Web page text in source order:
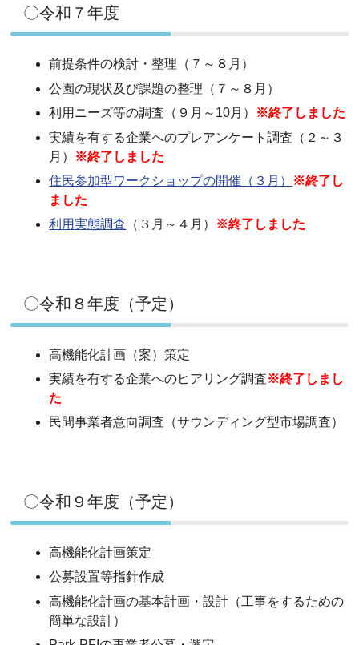
〇令和７年度
前提条件の検討・整理（７～８月）
公園の現状及び課題の整理（７～８月）
利用ニーズ等の調査（９月～10月） ※終了しました
実績を有する企業へのプレアンケート調査（２～３
月） ※終了しました
住民参加型ワークショップの開催（３月） ※終了し
ました
利用実態調査 （３月～４月） ※終了しました
〇令和８年度（予定）
高機能化計画（案）策定
実績を有する企業へのヒアリング調査※終了しまし
た
民間事業者意向調査（サウンディング型市場調査）
〇令和９年度（予定）
高機能化計画策定
公募設置等指針作成
高機能化計画の基本計画・設計（工事をするための
簡単な設計）